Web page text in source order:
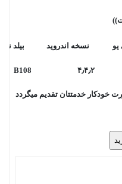
نسخه اندروید بیلد
۴٫۴٫۲ B108
خودکار خدمتتان تقدیم میگردد